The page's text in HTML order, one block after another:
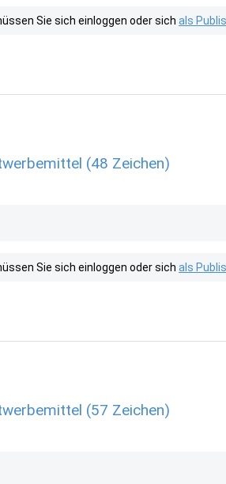
Sie sich einloggen oder sich als
(48 Zeichen)
Sie sich einloggen oder sich als
(57 Zeichen)